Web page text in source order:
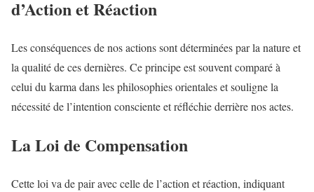
d’Action et Réaction
Les conséquences de nos actions sont déterminées par la nature et
la qualité de ces dernières. Ce principe est souvent comparé à
celui du karma dans les philosophies orientales et souligne la
nécessité de l’intention consciente et réfléchie derrière nos actes.
La Loi de Compensation
Cette loi va de pair avec celle de l’action et réaction, indiquant